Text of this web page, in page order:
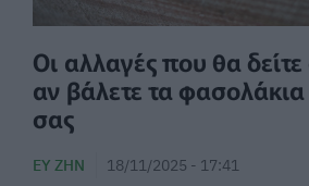
Οι αλλαγές που θα
αν βάλετε τα
σας
ΕΥ ΖΗΝ 18/11/2025 - 17:41